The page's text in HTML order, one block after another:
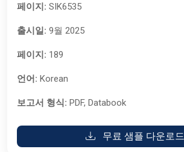
페이지: SIK6535
출시일: 9월 2025
페이지: 189
언어: Korean
보고서 형식: PDF, Databook
무료 샘플 다운로드